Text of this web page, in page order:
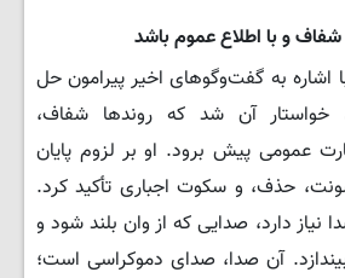
اشاره به گفت‌وگوهای اخیر پیرامون حل
خواستار آن شد که روندها شفاف،
عمومی پیش برود. او بر لزوم پایان
حذف، و سکوت اجباری تأکید کرد.
نیاز دارد، صدایی که از وان بلند شود و
آن صدا، صدای دموکراسی است؛